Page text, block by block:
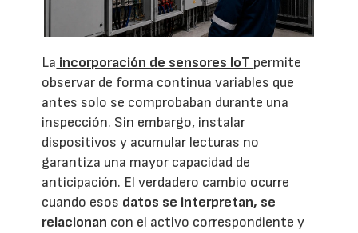
La incorporación de sensores IoT permite
observar de forma continua variables que
antes solo se comprobaban durante una
inspección. Sin embargo, instalar
dispositivos y acumular lecturas no
garantiza una mayor capacidad de
anticipación. El verdadero cambio ocurre
cuando esos datos se interpretan, se
relacionan con el activo correspondiente y